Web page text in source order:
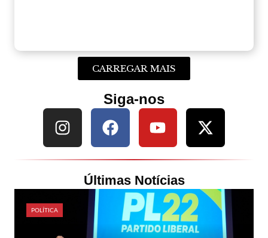
CARREGAR MAIS
Siga-nos
Últimas Notícias
POLÍTICA